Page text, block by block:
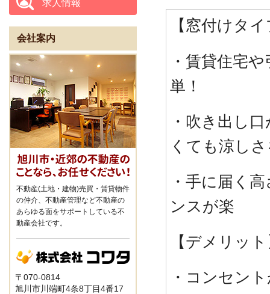
【窓付けタ
・賃貸住宅
単！
・吹き出し
くても涼し
・手に届く
ンスが楽
【デメリッ
・コンセン
求人情報
会社案内
不動産(土地・建物)売買・賃貸物件
の仲介、不動産管理など不動産の
あらゆる面をサポートしている不
動産会社です。
〒070-0814
旭川市川端町4条8丁目4番17